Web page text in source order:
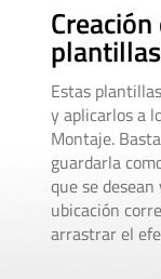
Estas
y aplicarlos a
Montaje.
guardarla
que se
ubicación
arrastrar el